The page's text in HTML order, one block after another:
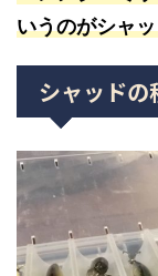
いうのがシャ
シャッドの